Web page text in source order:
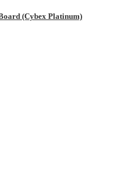
(Cybex Platinum)